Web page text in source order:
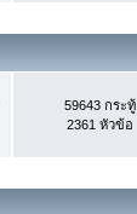
59643 กระทู้
2361 หัวข้อ